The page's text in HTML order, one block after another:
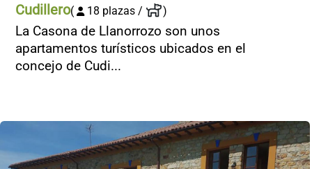
Cudillero( 18 plazas / )
La Casona de Llanorrozo son unos
apartamentos turísticos ubicados en el
concejo de Cudi...